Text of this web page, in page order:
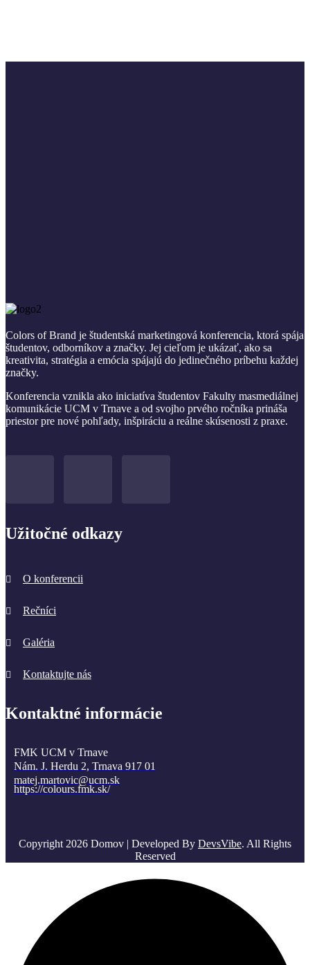
Colors of Brand je študentská marketingová konferencia, ktorá spája
študentov, odborníkov a značky. Jej cieľom je ukázať, ako sa
kreativita, stratégia a emócia spájajú do jedinečného príbehu každej
značky.
Konferencia vznikla ako iniciatíva študentov Fakulty masmediálnej
komunikácie UCM v Trnave a od svojho prvého ročníka prináša
priestor pre nové pohľady, inšpiráciu a reálne skúsenosti z praxe.
Užitočné odkazy
O konferencii
Rečníci
Galéria
Kontaktujte nás
Kontaktné informácie
FMK UCM v Trnave
Nám. J. Herdu 2, Trnava 917 01
matej.martovic@ucm.sk
https://colours.fmk.sk/
Copyright 2026 Domov | Developed By DevsVibe. All Rights
Reserved